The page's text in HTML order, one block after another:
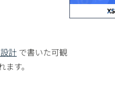
計 で書いた可観
す。